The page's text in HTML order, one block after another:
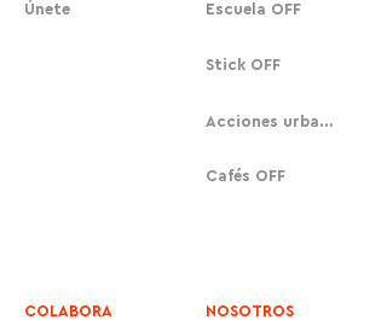
Únete Escuela OFF
Stick OFF
Acciones urbanas
Cafés OFF
COLABORA NOSOTROS